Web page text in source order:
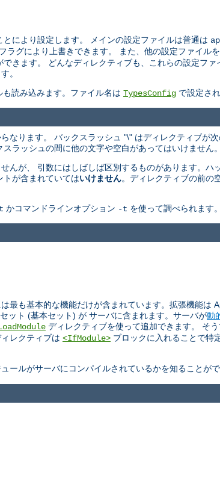
により設定します。 メインの設定ファイルは普通は
フラグにより上書きできます。 また、他の設定ファイルを
きます。 どんなディレクティブも、これらの設定フ
。
読み込みます。ファイル名は TypesConfig で設定さ
なります。 バックスラッシュ "\" はディレクティブが
ラッシュの間に他の文字や空白があってはいけません。
んが、 引数にはしばしば区別するものがあります。
が含まれていてはいけません。ディレクティブの前の
かコマンドラインオプション -t を使って調べられます。
最も基本的な機能だけが含まれています。拡張機能は
セット (基本セット) が サーバに含まれます。サーバが動
ディレクティブを使って追加できます。 そ
レクティブは <IfModule> ブロックに入れることで特
ールがサーバにコンパイルされているかを知ることがで